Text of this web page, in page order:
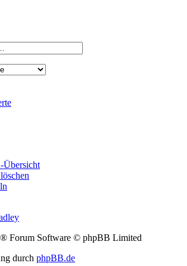
Übersicht
® Forum Software © phpBB Limited
durch phpBB.de